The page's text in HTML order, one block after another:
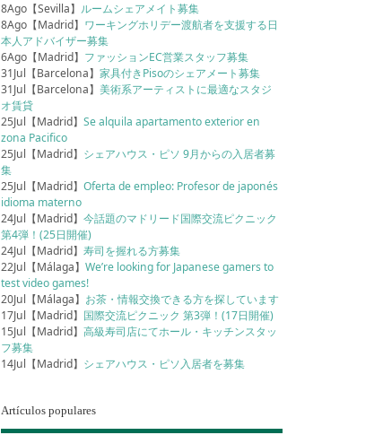
8Ago【Sevilla】 ルームシェアメイト募集
8Ago【Madrid】 ワーキングホリデー渡航者を支援する日
本人アドバイザー募集
6Ago【Madrid】 ファッションEC営業スタッフ募集
31Jul【Barcelona】家具付きPisoのシェアメート募集
31Jul【Barcelona】美術系アーティストに最適なスタジ
オ賃貸
25Jul【Madrid】Se alquila apartamento exterior en
zona Pacifico
25Jul【Madrid】 シェアハウス・ピソ 9月からの入居者募
集
25Jul【Madrid】Oferta de empleo: Profesor de japonés
idioma materno
24Jul【Madrid】今話題のマドリード国際交流ピクニック
第4弾！(25日開催)
24Jul【Madrid】寿司を握れる方募集
22Jul【Málaga】We’re looking for Japanese gamers to
test video games!
20Jul【Málaga】 お茶・情報交換できる方を探しています
17Jul【Madrid】 国際交流ピクニック 第3弾！(17日開催)
15Jul【Madrid】高級寿司店にてホール・キッチンスタッ
フ募集
14Jul【Madrid】 シェアハウス・ピソ入居者を募集
Artículos populares